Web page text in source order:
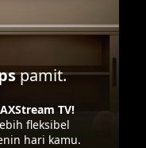
pamit.
TV!
fleksibel
hari kamu.